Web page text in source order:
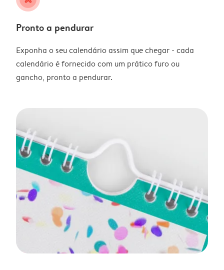
Pronto a pendurar
Exponha o seu calendário assim que chegar - cada
calendário é fornecido com um prático furo ou
gancho, pronto a pendurar.